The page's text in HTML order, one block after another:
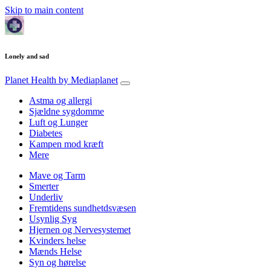
Skip to main content
Lonely and sad
Planet Health by Mediaplanet
Astma og allergi
Sjældne sygdomme
Luft og Lunger
Diabetes
Kampen mod kræft
Mere
Mave og Tarm
Smerter
Underliv
Fremtidens sundhetdsvæsen
Usynlig Syg
Hjernen og Nervesystemet
Kvinders helse
Mænds Helse
Syn og hørelse